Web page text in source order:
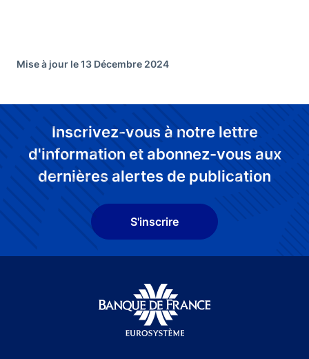
Mise à jour le 13 Décembre 2024
Inscrivez-vous à notre lettre
d'information et abonnez-vous aux
dernières alertes de publication
S'inscrire